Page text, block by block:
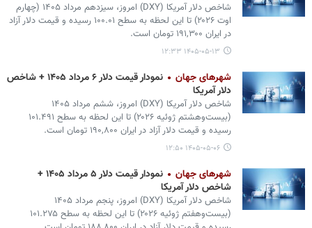
شاخص دلار آمریکا (DXY) امروز، سیزدهم مرداد ۱۴۰۵ (چهارم
اوت ۲۰۲۶) تا این لحظه به سطح ۱۰۰.۰۱ رسیده و قیمت دلار آزاد
در ایران ۱۹۱,۳۰۰ تومان است.
۱۴۰۵-۰۵-۱۳ ۱۲:۳۳
شهرهای جهان
نمودار قیمت دلار ۶ مرداد ۱۴۰۵ + شاخص
دلار آمریکا
شاخص دلار آمریکا (DXY) امروز، ششم مرداد ۱۴۰۵
(بیست‌وهشتم ژوئیه ۲۰۲۶) تا این لحظه به سطح ۱۰۱.۴۹۱
رسیده و قیمت دلار آزاد در ایران ۱۹۰,۸۰۰ تومان است.
۱۴۰۵-۰۵-۰۶ ۱۲:۵۰
شهرهای جهان
نمودار قیمت دلار ۵ مرداد ۱۴۰۵ +
شاخص دلار آمریکا
شاخص دلار آمریکا (DXY) امروز، پنجم مرداد ۱۴۰۵
(بیست‌وهفتم ژوئیه ۲۰۲۶) تا این لحظه به سطح ۱۰۱.۲۷۵